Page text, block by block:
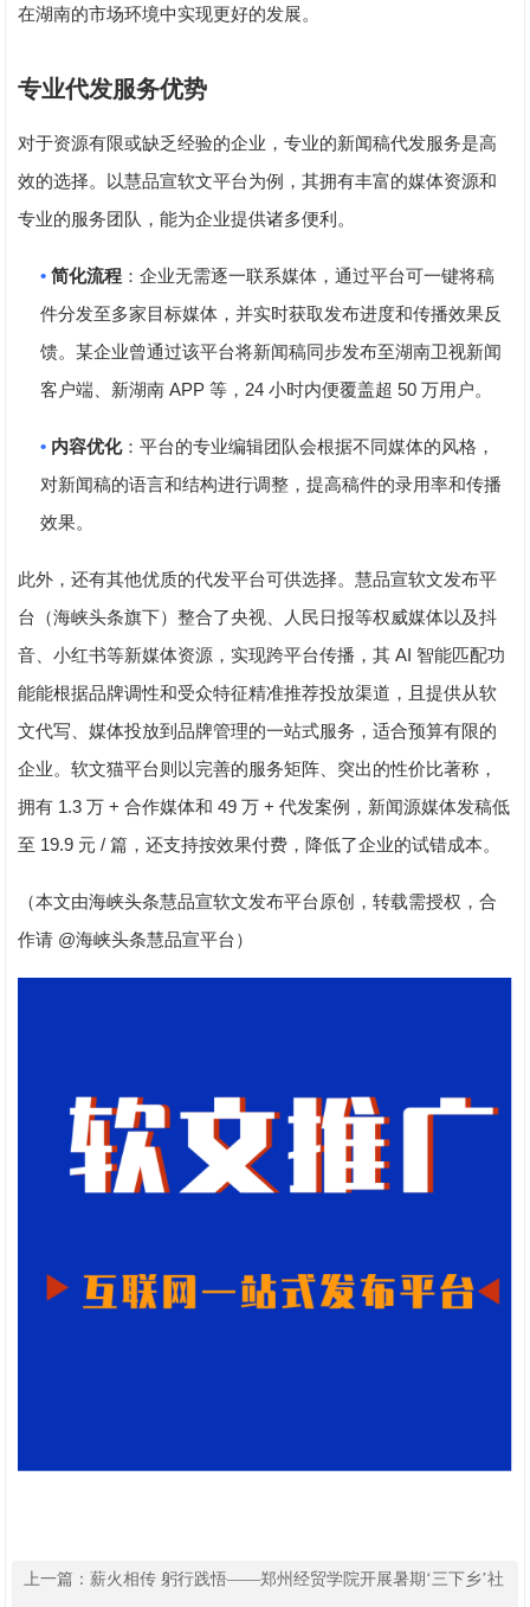
在湖南的市场环境中实现更好的发展。
专业代发服务优势
对于资源有限或缺乏经验的企业，专业的新闻稿代发服务是高
效的选择。以慧品宣软文平台为例，其拥有丰富的媒体资源和
专业的服务团队，能为企业提供诸多便利。
•简化流程 ：企业无需逐一联系媒体，通过平台可一键将稿
件分发至多家目标媒体，并实时获取发布进度和传播效果反
馈。某企业曾通过该平台将新闻稿同步发布至湖南卫视新闻
客户端、新湖南 APP等， 24小时内便覆盖超50万用户。
• 内容优化：平台的专业编辑团队会根据不同媒体的风格，
对新闻稿的语言和结构进行调整，提高稿件的录用率和传播
效果。
此外，还有其他优质的代发平台可供选择。慧品宣软文发布平
台（海峡头条旗下）整合了央视、人民日报等权威媒体以及抖
音、小红书等新媒体资源，实现跨平台传播，其 AI 智能匹配功
能能根据品牌调性和受众特征精准推荐投放渠道，且提供从软
文代写、媒体投放到品牌管理的一站式服务，适合预算有限的
企业。软文猫平台则以完善的服务矩阵、突出的性价比著称，
拥有 1.3万+合作媒体和49万+代发案例，新闻源媒体发稿低
至 19.9 元/篇，还支持按效果付费，降低了企业的试错成本。
（本文由海峡头条慧品宣软文发布平台原创，转载需授权，合
作请 @海峡头条慧品宣平台）
上一篇： 薪火相传 躬行践悟——郑州经贸学院开展暑期‘三下乡’社